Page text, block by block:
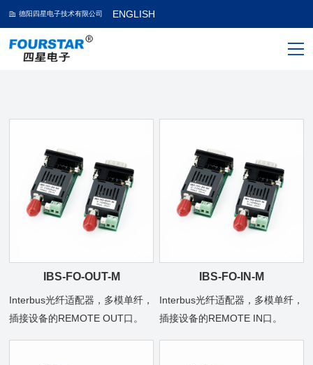
德阳四星电子技术有限公司 ENGLISH
IBS-FO-OUT-M
Interbus光纤适配器，多模单纤，
插接设备的REMOTE OUT口。
IBS-FO-IN-M
Interbus光纤适配器，多模单纤，
插接设备的REMOTE IN口。